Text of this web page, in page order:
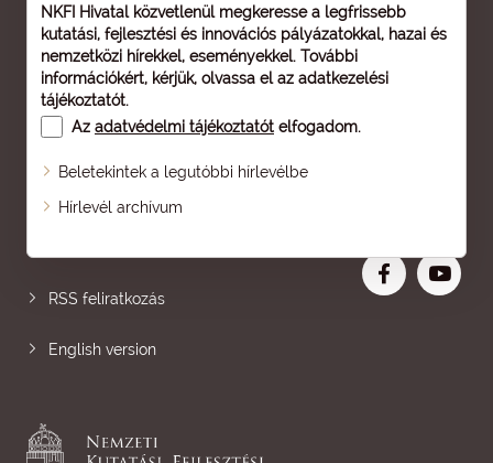
NKFI Hivatal közvetlenül megkeresse a legfrissebb
kutatási, fejlesztési és innovációs pályázatokkal, hazai és
nemzetközi hírekkel, eseményekkel. További
információkért, kérjük, olvassa el az adatkezelési
tájékoztatót.
Az adatvédelmi tájékoztatót elfogadom.
Beletekintek a legutóbbi hírlevélbe
Hírlevél archívum
Oldaltérkép
RSS feliratkozás
English version